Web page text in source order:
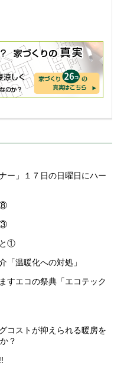
ー」１７日の日曜日にハー
⑧
③
と①
「温暖化への対処」
すエコの祭典「エコテック
コストが抑えられる暖房を
？